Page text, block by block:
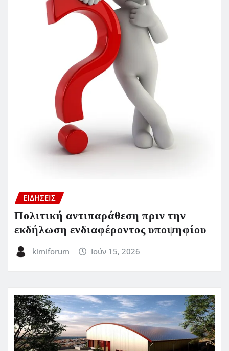
ΕΙΔΗΣΕΙΣ
Πολιτική αντιπαράθεση πριν την
εκδήλωση ενδιαφέροντος υποψηφίου
kimiforum Ιούν 15, 2026